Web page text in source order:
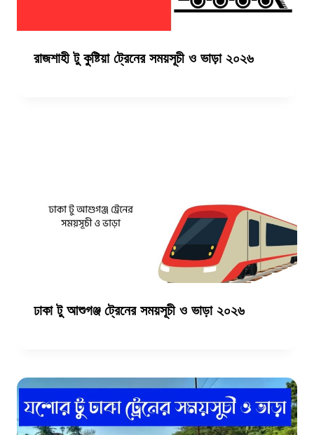
রাজশাহী টু কুষ্টিয়া ট্রেনের সময়সূচী ও ভাড়া ২০২৬
ঢাকা টু আশুগঞ্জ ট্রেনের সময়সূচী ও ভাড়া ২০২৬